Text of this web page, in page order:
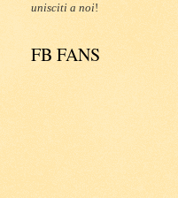
unisciti a noi!
FB FANS